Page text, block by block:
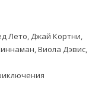
Лето, Джай Кортни,
Виола Дэвис,